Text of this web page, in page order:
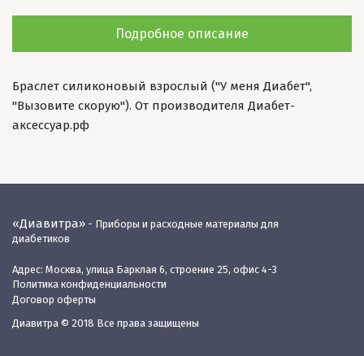
Подробное описание
Браслет силиконовый взрослый ("У меня Диабет",
"Вызовите скорую"). От производителя Диабет-
аксессуар.рф
«Диавитра» - Приборы и расходные материалы для
диабетиков
Адрес: Москва, улица Барклая 6, строение 25, офис 4-3
Политика конфиденциальности
Договор оферты
Диавитра © 2018 Все права защищены